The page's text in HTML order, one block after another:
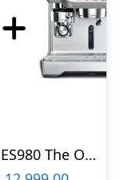
Sage BES980 The Oracle espressomaskine + Brita Aluna filterkande